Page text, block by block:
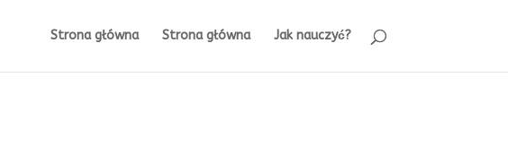
Strona główna Strona główna Jak nauczyć?